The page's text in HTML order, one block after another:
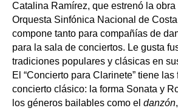
Catalina Ramírez, que estrenó la
Orquesta Sinfónica Nacional de
compone tanto para compañías de
para la sala de conciertos. Le gusta
tradiciones populares y clásicas en
El “Concierto para Clarinete” tiene las
concierto clásico: la forma Sonata y
los géneros bailables como el danzón